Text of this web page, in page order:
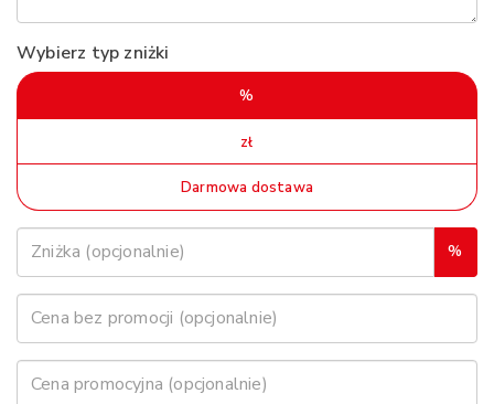
Wybierz typ zniżki
%
zł
Darmowa dostawa
%